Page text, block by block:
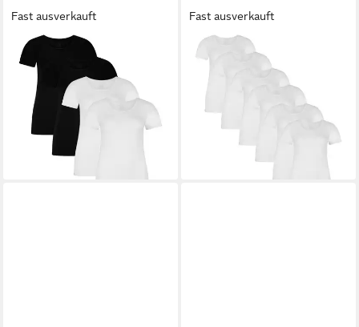
Fast ausverkauft
BAMBOO BASICS
Unterhemd Damen T-Shirt
4er Pack Viskose KATE
(Packung, 4er Pack)
72,45 €
lieferbar - in 2-3 Werktagen bei dir
Fast ausverkauft
BAMBOO BASICS
Unterhemd Damen T-Shirt
6er Pack Viskose KATE
lieferbar - in 2-3 Werktagen bei dir